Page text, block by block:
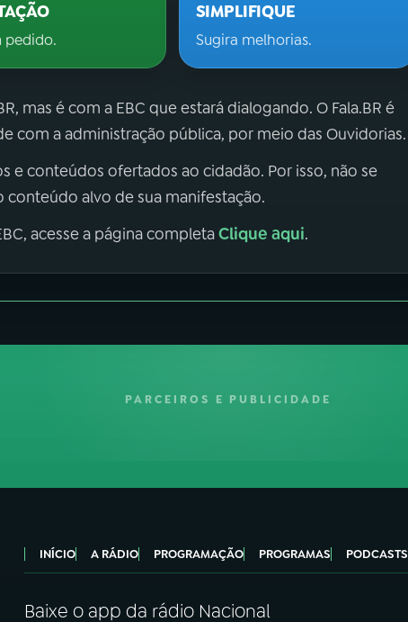
pedido.
SIMPLIFIQUE
Sugira melhorias.
mas é com a EBC que estará dialogando. O Fala.BR é
com a administração pública, por meio das Ouvidorias.
e conteúdos ofertados ao cidadão. Por isso, não se
conteúdo alvo de sua manifestação.
acesse a página completaClique aqui.
PARCEIROS E PUBLICIDADE
INÍCIO A RÁDIO PROGRAMAÇÃO PROGRAMAS PODCASTS
Baixe o app da rádio Nacional